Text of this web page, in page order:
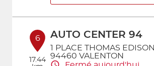
6
17.44
AUTO CENTER 94
1 PLACE THOMAS EDISON
94460 VALENTON